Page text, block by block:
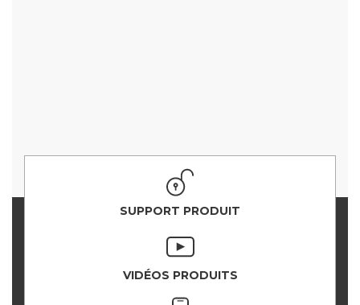
SUPPORT PRODUIT
VIDÉOS PRODUITS